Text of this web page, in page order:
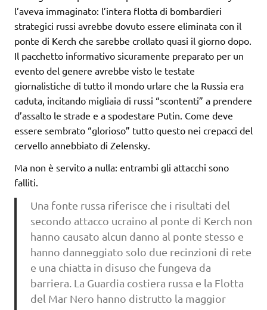
l’aveva immaginato: l’intera flotta di bombardieri
strategici russi avrebbe dovuto essere eliminata con il
ponte di Kerch che sarebbe crollato quasi il giorno dopo.
Il pacchetto informativo sicuramente preparato per un
evento del genere avrebbe visto le testate
giornalistiche di tutto il mondo urlare che la Russia era
caduta, incitando migliaia di russi “scontenti” a prendere
d’assalto le strade e a spodestare Putin. Come deve
essere sembrato “glorioso” tutto questo nei crepacci del
cervello annebbiato di Zelensky.
Ma non è servito a nulla: entrambi gli attacchi sono
falliti.
Una fonte russa riferisce che i risultati del
secondo attacco ucraino al ponte di Kerch non
hanno causato alcun danno al ponte stesso e
hanno danneggiato solo due recinzioni di rete
e una chiatta in disuso che fungeva da
barriera. La Guardia costiera russa e la Flotta
del Mar Nero hanno distrutto la maggior